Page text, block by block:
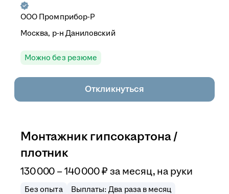
ООО Промприбор-Р
Москва, р-н Даниловский
Можно без резюме
Откликнуться
Монтажник гипсокартона /
плотник
130 000 –140 000₽ за месяц, на руки
Без опыта Выплаты: Два раза в месяц